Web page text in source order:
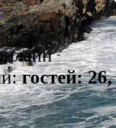
гостей: